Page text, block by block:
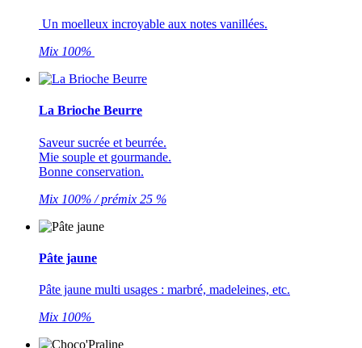
Un moelleux incroyable aux notes vanillées.
Mix 100%
La Brioche Beurre
Saveur sucrée et beurrée.
Mie souple et gourmande.
Bonne conservation.
Mix 100% / prémix 25 %
Pâte jaune
Pâte jaune multi usages : marbré, madeleines, etc.
Mix 100%